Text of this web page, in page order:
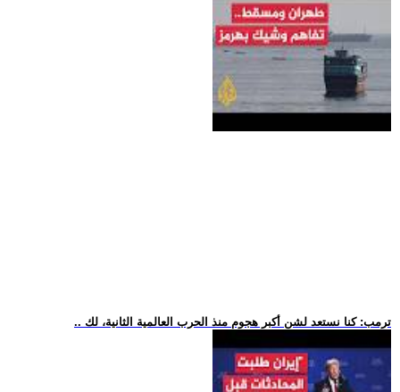
.. ترمب: كنا نستعد لشن أكبر هجوم منذ الحرب العالمية الثانية، لك